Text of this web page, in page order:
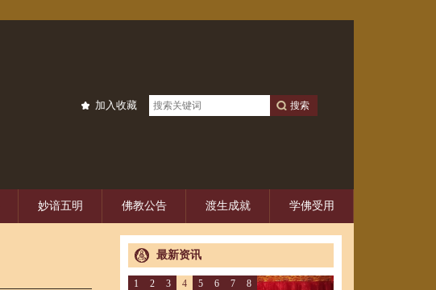
加入收藏
妙谙五明 佛教公告 渡生成就 学佛受用
最新资讯
1 2 3 4 5 6 7 8